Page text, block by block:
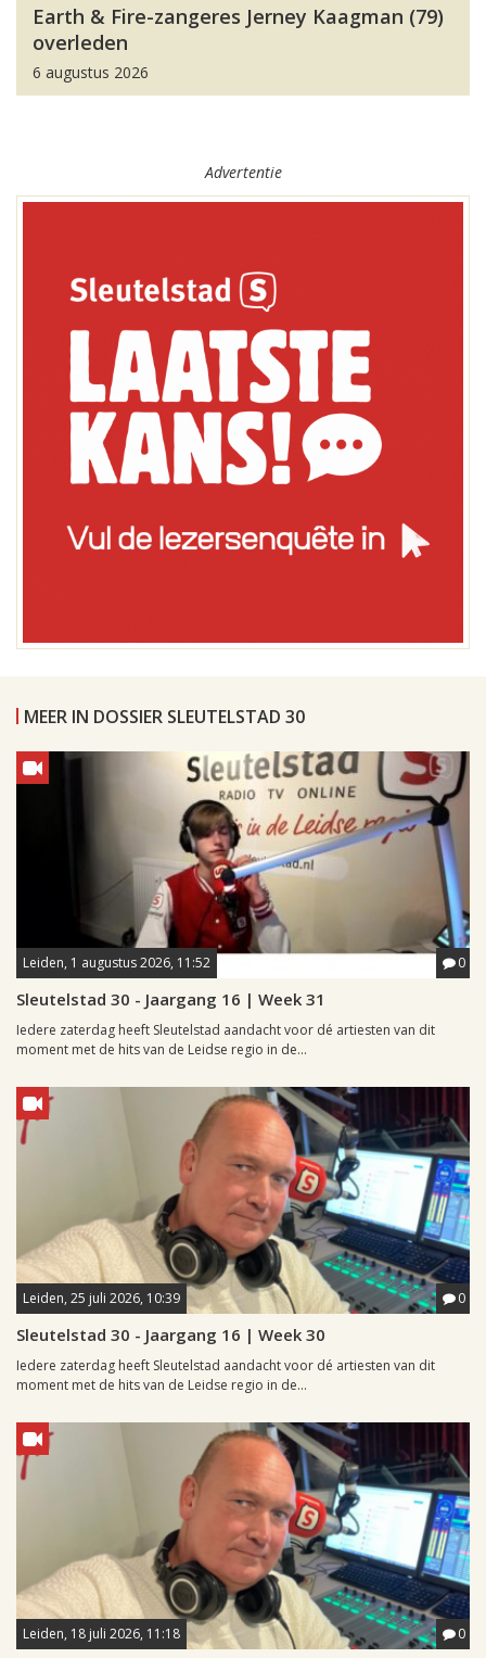
Earth & Fire-zangeres Jerney Kaagman (79)
overleden
6 augustus 2026
Advertentie
MEER IN DOSSIER SLEUTELSTAD 30
Leiden, 1 augustus 2026, 11:52 0
Sleutelstad 30 - Jaargang 16 | Week 31
Iedere zaterdag heeft Sleutelstad aandacht voor dé artiesten van dit
moment met de hits van de Leidse regio in de...
Leiden, 25 juli 2026, 10:39 0
Sleutelstad 30 - Jaargang 16 | Week 30
Iedere zaterdag heeft Sleutelstad aandacht voor dé artiesten van dit
moment met de hits van de Leidse regio in de...
Leiden, 18 juli 2026, 11:18 0